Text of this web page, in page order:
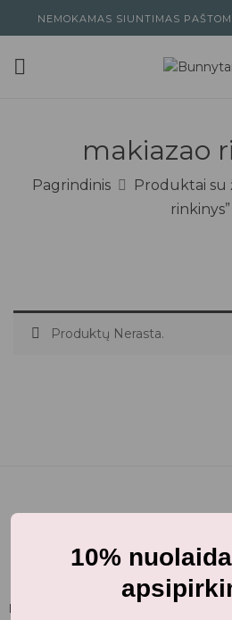
NEMOKAMAS SIUNTIMAS
makiazao
Pagrindinis
Produktai su
rinkinys”
Produktų Nerasta.
BunnyTail
10%